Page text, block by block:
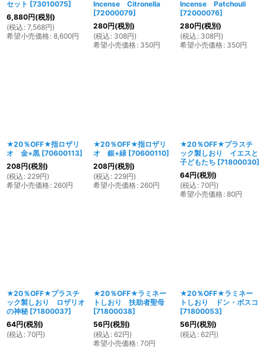
セット [73010075]
6,880円(税別)
(税込 : 7,568円)
希望小売価格: 8,600円
Incense Citronella
[72000079]
280円(税別)
(税込 : 308円)
希望小売価格: 350円
Incense Patchouli
[72000076]
280円(税別)
(税込 : 308円)
希望小売価格: 350円
★20％OFF★指ロザリ
オ 金+黒 [70600113]
208円(税別)
(税込 : 229円)
希望小売価格: 260円
★20％OFF★指ロザリ
オ 銀+緑 [70600110]
208円(税別)
(税込 : 229円)
希望小売価格: 260円
★20％OFF★プラスチ
ック製しおり イエスと
子どもたち [71800030]
64円(税別)
(税込 : 70円)
希望小売価格: 80円
★20％OFF★プラスチ
ック製しおり ロザリオ
の神秘 [71800037]
64円(税別)
(税込 : 70円)
★20％OFF★ラミネー
トしおり 扶助者聖母
[71800038]
56円(税別)
(税込 : 62円)
希望小売価格: 70円
★20％OFF★ラミネー
トしおり ドン・ボスコ
[71800053]
56円(税別)
(税込 : 62円)